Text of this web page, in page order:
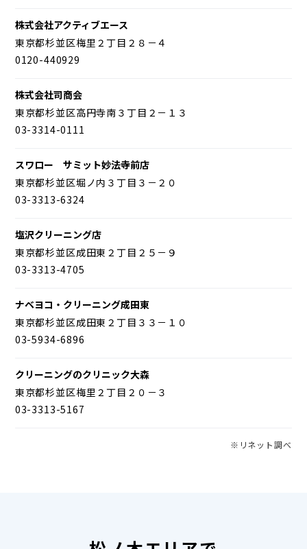
株式会社アクティブエース
東京都杉並区梅里２丁目２８－４
0120-440929
株式会社司商会
東京都杉並区高円寺南３丁目２－１３
03-3314-0111
スワロー サミット妙法寺前店
東京都杉並区堀ノ内３丁目３－２０
03-3313-6324
塩沢クリーニング店
東京都杉並区成田東２丁目２５－９
03-3313-4705
ナベヨコ・クリーニング成田東
東京都杉並区成田東２丁目３３－１０
03-5934-6896
クリーニングのクリニック大森
東京都杉並区梅里２丁目２０－３
03-3313-5167
※リネット調べ